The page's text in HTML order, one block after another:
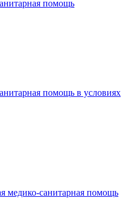
помощь
помощь в условиях
медико-санитарная помощь